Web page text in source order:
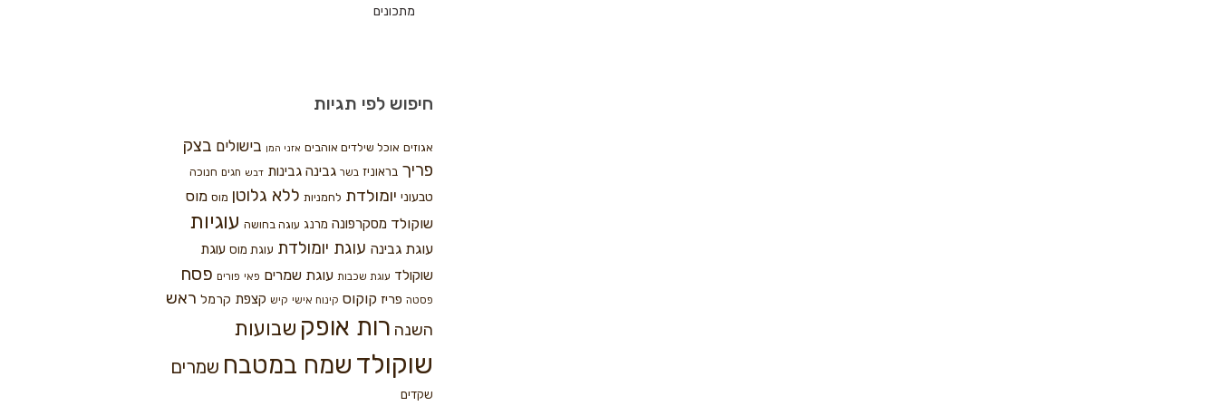
מתכונים
חיפוש לפי תגיות
אגוזים אוכל שילדים אוהבים אזני המן בישולים בצק
פריך בראוניז בשר גבינה גבינות דבש חגים חנוכה
טבעוני יומולדת לחמניות ללא גלוטן מוס מוס
שוקולד מסקרפונה מרנג עוגה בחושה עוגיות
עוגת גבינה עוגת יומולדת עוגת מוס עוגת
שוקולד עוגת שכבות עוגת שמרים פאי פורים פסח
פסטה פריז קוקוס קינוח אישי קיש קצפת קרמל ראש
השנה רות אופק שבועות
שוקולד שמח במטבח שמרים
שקדים